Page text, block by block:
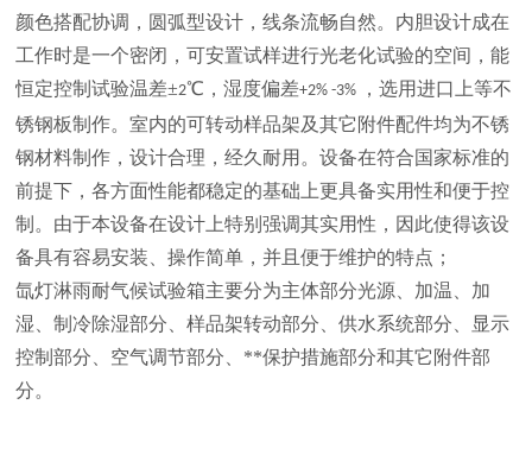
颜色搭配协调，圆弧型设计，线条流畅自然。内胆设计成在
工作时是一个密闭，可安置试样进行光老化试验的空间，能
恒定控制试验温差±2℃，湿度偏差+2% -3%
，选用进口上等不
锈钢板制作。室内的可转动样品架及其它附件配件均为不锈
钢材料制作，设计合理，经久耐用。设备在符合国家标准的
前提下，各方面性能都稳定的基础上更具备实用性和便于控
制。由于本设备在设计上特别强调其实用性，因此使得该设
备具有容易安装、操作简单，并且便于维护的特点；
氙灯淋雨耐气候试验箱主要分为主体部分光源、加温、加
湿、制冷除湿部分、样品架转动部分、供水系统部分、显示
控制部分、空气调节部分、**保护措施部分和其它附件部
分。